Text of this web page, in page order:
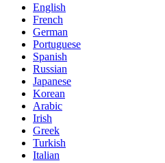
English
French
German
Portuguese
Spanish
Russian
Japanese
Korean
Arabic
Irish
Greek
Turkish
Italian